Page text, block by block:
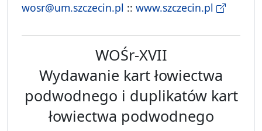
wosr@um.szczecin.pl :: www.szczecin.pl
WOŚr-XVII
Wydawanie kart łowiectwa
podwodnego i duplikatów kart
łowiectwa podwodnego